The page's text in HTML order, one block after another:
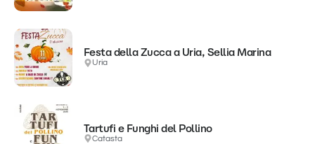
Festa della Zucca a Uria, Sellia Marina
Uria
Tartufi e Funghi del Pollino
Catasta